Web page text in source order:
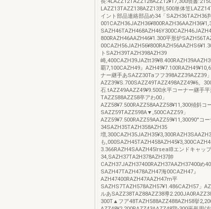
長:4LAZZ12TAZZ128AZZ12¥17,300墳書
LAZZ13TAZZ138AZZ13判,500単体笠
イント部品連絡部品め34「SAZH36TAZH36判
800RAZH46AAZH46¥1.300平形炉
トSAZH39TAZH398AZH39
崎
覇7,100CAZH49』
ナー継手あSAZZ30Taフフ398AZZ39AZZ39」
AZZ39¥S.700SAZZ49TAZZ498AZZ49¥6。
石.tAZZ49AAZZ49¥9.500水平コーナー継手
TAZZ588AZZ58卒アわ00」
AZZ58¥7.500RAZZ58AAZZ58¥11,300傾斜コ
SAZZ59TAZZ598A▼,500CAZZ59」
AZZ59¥7.500RAZZ59AAZZ59¥11,30090°コ
34SAZH35TAZH358AZH35
増
も
3.366RAZH4SAAZH45lrsealBエンドキャッ
34,SAZH37TA2H378AZH37帥
CAZH37JAZH37400RAZH37AAZH37400め
SAZH47TAZH478AZH47海00CAZH47』
AZH47400RAZH47AAZH47m平
SAZHS7TAZH578AZH57¥1.486CAZH57」
ルあSAZZ38TAZ88AZZ38導
300T▲フア48TAZH588AZZ488AZH58挙